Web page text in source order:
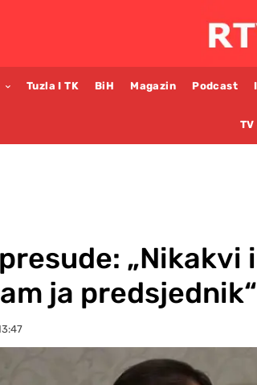
Tuzla I TK BiH Magazin Podcast
TV
„Nikakvi
ja predsjednik“